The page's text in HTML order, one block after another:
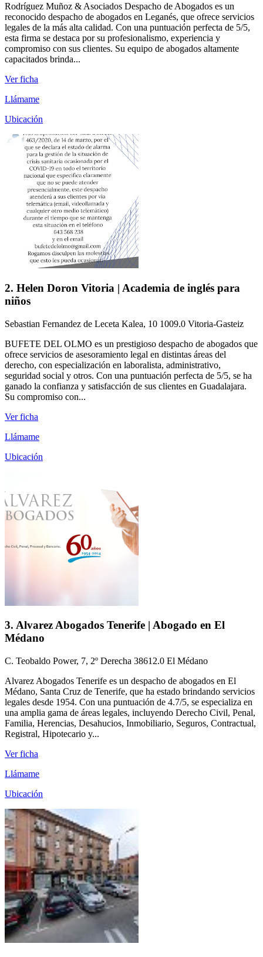
Rodríguez Muñoz & Asociados Despacho de Abogados es un
reconocido despacho de abogados en Leganés, que ofrece servicios
legales de la más alta calidad. Con una puntuación perfecta de 5/5,
esta firma se destaca por su profesionalismo, experiencia y
compromiso con sus clientes. Su equipo de abogados altamente
capacitados brinda...
Ver ficha
Llámame
Ubicación
2. Helen Doron Vitoria | Academia de inglés para
niños
Sebastian Fernandez de Leceta Kalea, 10 1009.0 Vitoria-Gasteiz
BUFETE DEL OLMO es un prestigioso despacho de abogados que
ofrece servicios de asesoramiento legal en distintas áreas del
derecho, con especialización en laboralista, administrativo,
seguridad social y otros. Con una puntuación perfecta de 5/5, se ha
ganado la confianza y satisfacción de sus clientes en Guadalajara.
Su compromiso con...
Ver ficha
Llámame
Ubicación
3. Alvarez Abogados Tenerife | Abogado en El
Médano
C. Teobaldo Power, 7, 2º Derecha 38612.0 El Médano
Alvarez Abogados Tenerife es un despacho de abogados en El
Médano, Santa Cruz de Tenerife, que ha estado brindando servicios
legales desde 1954. Con una puntuación de 4.7/5, se especializa en
una amplia gama de áreas legales, incluyendo Derecho Civil, Penal,
Familia, Herencias, Desahucios, Inmobiliario, Seguros, Contractual,
Registral, Hipotecario y...
Ver ficha
Llámame
Ubicación